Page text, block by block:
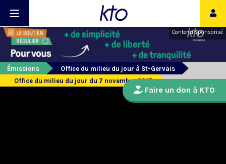
Contenu sponsorisé
Émissions
Office du milieu du jour à St-Gervais
Office du milieu du jour du 7 novembre 2017
Faire un don à KTO